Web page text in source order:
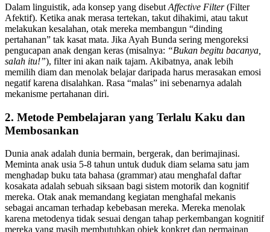
Dalam linguistik, ada konsep yang disebut Affective Filter(Filter
Afektif). Ketika anak merasa tertekan, takut dihakimi, atau takut
melakukan kesalahan, otak mereka membangun “dinding
pertahanan” tak kasat mata. Jika Ayah Bunda sering mengoreksi
pengucapan anak dengan keras (misalnya: “Bukan begitu bacanya,
salah itu!”), filter ini akan naik tajam. Akibatnya, anak lebih
memilih diam dan menolak belajar daripada harus merasakan emosi
negatif karena disalahkan. Rasa “malas” ini sebenarnya adalah
mekanisme pertahanan diri.
2. Metode Pembelajaran yang Terlalu Kaku dan
Membosankan
Dunia anak adalah dunia bermain, bergerak, dan berimajinasi.
Meminta anak usia 5-8 tahun untuk duduk diam selama satu jam
menghadap buku tata bahasa (grammar) atau menghafal daftar
kosakata adalah sebuah siksaan bagi sistem motorik dan kognitif
mereka. Otak anak memandang kegiatan menghafal mekanis
sebagai ancaman terhadap kebebasan mereka. Mereka menolak
karena metodenya tidak sesuai dengan tahap perkembangan kognitif
mereka yang masih membutuhkan objek konkret dan permainan